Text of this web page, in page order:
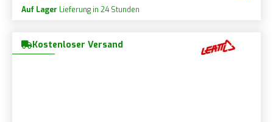
Auf Lager Lieferung in 24 Stunden
Kostenloser Versand